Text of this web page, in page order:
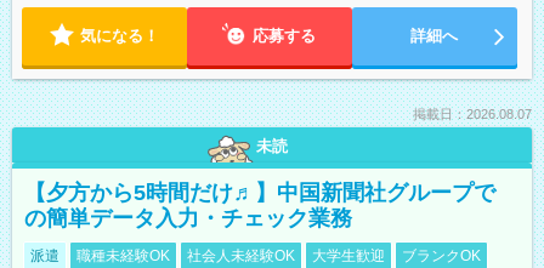
気になる！ 応募する 詳細へ
掲載日：2026.08.07
未読
【夕方から5時間だけ♬】中国新聞社グループで
の簡単データ入力・チェック業務
派遣 職種未経験OK 社会人未経験OK 大学生歓迎
ブランクOK